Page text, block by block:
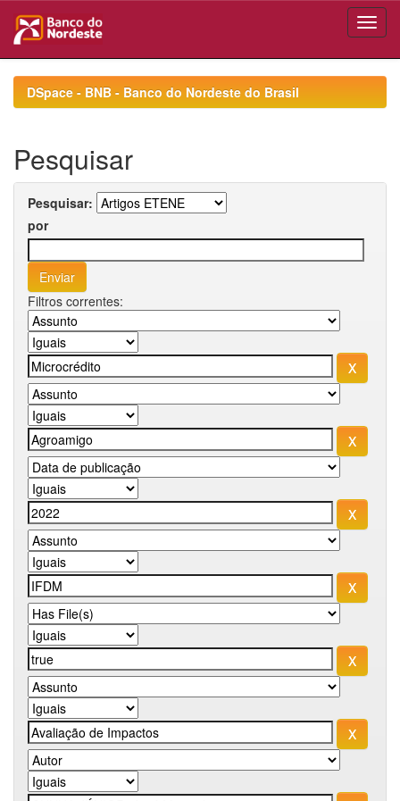
navigationDSpace - BNB - Banco do Nordeste do Brasil
Pesquisar
Pesquisar:
por
Filtros correntes: